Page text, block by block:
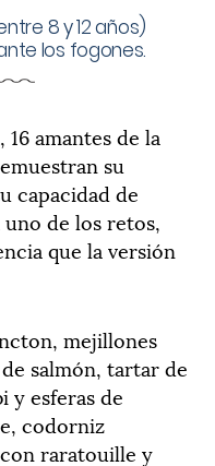
8 y 12 años)
los fogones.
amantes de la
su
capacidad de
de los retos,
que la versión
mejillones
salmón, tartar de
y esferas de
codorniz
con raratouille y